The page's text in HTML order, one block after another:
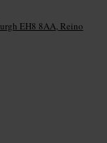
EH8 8AA, Reino